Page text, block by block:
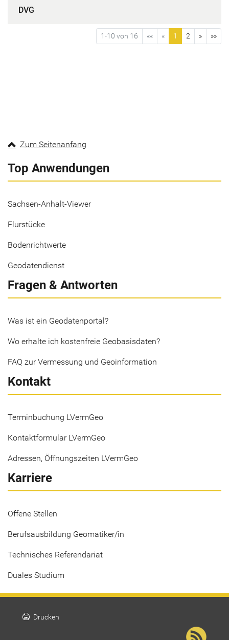
DVG
1-10 von 16 «« « 1 2 » »»
Zum Seitenanfang
Top Anwendungen
Sachsen-Anhalt-Viewer
Flurstücke
Bodenrichtwerte
Geodatendienst
Fragen & Antworten
Was ist ein Geodatenportal?
Wo erhalte ich kostenfreie Geobasisdaten?
FAQ zur Vermessung und Geoinformation
Kontakt
Terminbuchung LVermGeo
Kontaktformular LVermGeo
Adressen, Öffnungszeiten LVermGeo
Karriere
Offene Stellen
Berufsausbildung Geomatiker/in
Technisches Referendariat
Duales Studium
print Drucken